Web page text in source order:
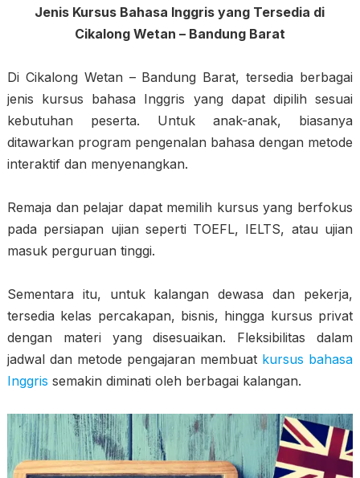
Jenis Kursus Bahasa Inggris yang Tersedia di
Cikalong Wetan – Bandung Barat
Di Cikalong Wetan – Bandung Barat, tersedia berbagai
jenis kursus bahasa Inggris yang dapat dipilih sesuai
kebutuhan peserta. Untuk anak-anak, biasanya
ditawarkan program pengenalan bahasa dengan metode
interaktif dan menyenangkan.
Remaja dan pelajar dapat memilih kursus yang berfokus
pada persiapan ujian seperti TOEFL, IELTS, atau ujian
masuk perguruan tinggi.
Sementara itu, untuk kalangan dewasa dan pekerja,
tersedia kelas percakapan, bisnis, hingga kursus privat
dengan materi yang disesuaikan. Fleksibilitas dalam
jadwal dan metode pengajaran membuat kursus bahasa
Inggris semakin diminati oleh berbagai kalangan.